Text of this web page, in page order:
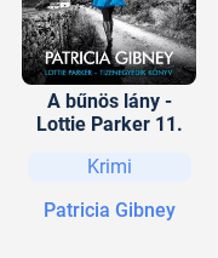
A bűnös lány -
Lottie Parker 11.
Krimi
Patricia Gibney